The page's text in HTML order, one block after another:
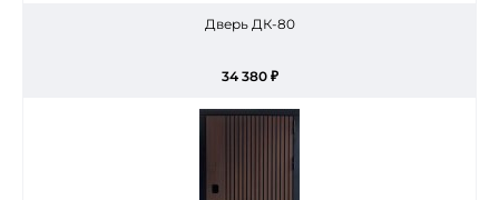
Дверь ДК-80
34 380 ₽